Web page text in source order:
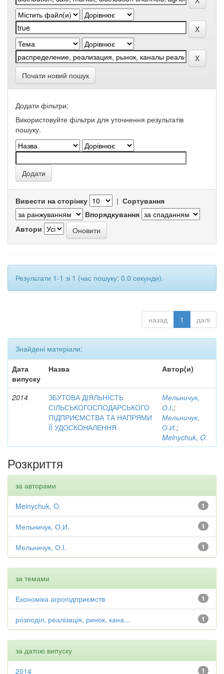
Почати новий пошук
Додати фільтри:
Використовуйте фільтри для уточнення результатів
пошуку.
Вивести на сторінку | Сортування
Впорядкування
Автори
Результати 1-1 зі 1 (час пошуку: 0.0 секунди).
назад 1 далі
Знайдені матеріали:
Дата
випуску
Назва Автор(и)
2014
ЗБУТОВА ДІЯЛЬНІСТЬ
СІЛЬСЬКОГОСПОДАРСЬКОГО
ПІДПРИЄМСТВА ТА НАПРЯМИ
ЇЇ УДОСКОНАЛЕННЯ
Мельничук,
О.І.;
Мельничук,
О.И.;
Melnychuk, O.
Розкриття
за авторами
1
Melnychuk, O.
1
Мельничук, О.И.
1
Мельничук, О.І.
за темами
1
Економіка агропідприємств
1
розподіл, реалізація, ринок, кана...
за датою випуску
1
2014